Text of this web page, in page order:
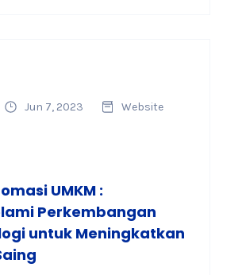
Jun 7, 2023
Website
UMKM :
Perkembangan
untuk Meningkatkan